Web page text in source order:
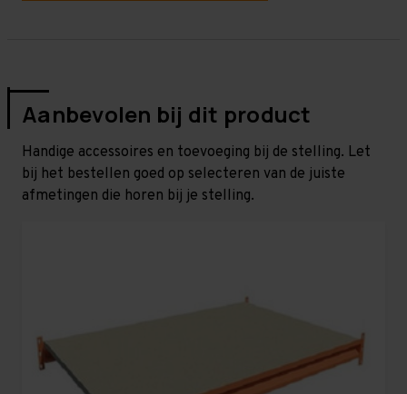
Aanbevolen bij dit product
Handige accessoires en toevoeging bij de stelling. Let
bij het bestellen goed op selecteren van de juiste
afmetingen die horen bij je stelling.